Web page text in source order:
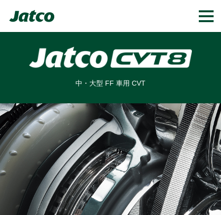
中・大型 FF 車用 CVT